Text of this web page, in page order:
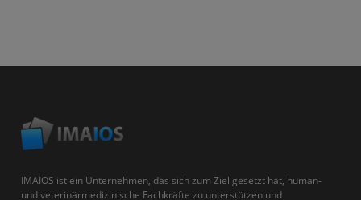
IMAIOS ist ein Unternehmen, das sich zum Ziel gesetzt hat, human-
und veterinärmedizinische Fachkräfte zu unterstützen und